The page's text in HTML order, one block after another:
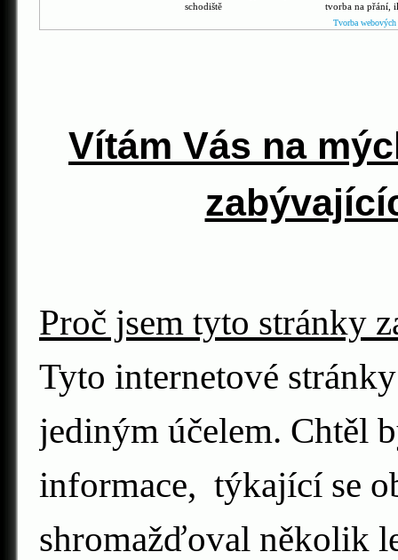
schodiště
tvorba na přání,
Tvorba webových
Vítám Vás na
Proč jsem tyto stránky
Tyto internetové
jediným účelem. Chtěl
informace, týkající se
shromažďoval několik